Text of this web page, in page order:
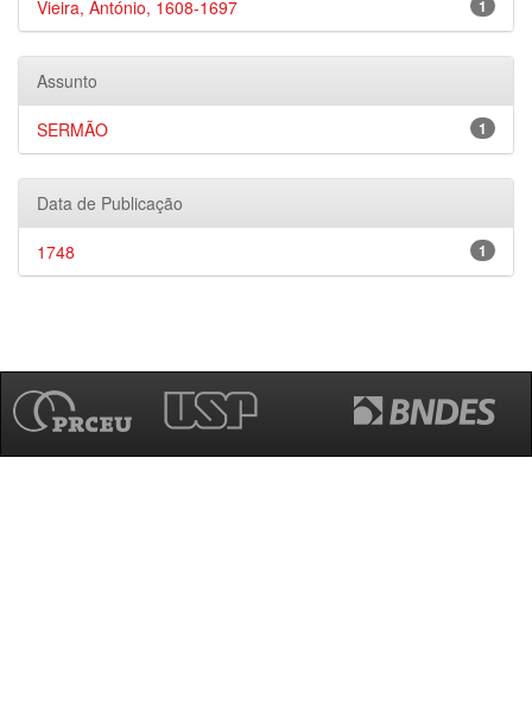
1
Vieira, António, 1608-1697
Assunto
1
SERMÃO
Data de Publicação
1
1748